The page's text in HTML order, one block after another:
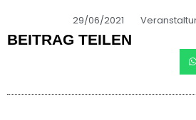
29/06/2021
BEITRAG TEILEN